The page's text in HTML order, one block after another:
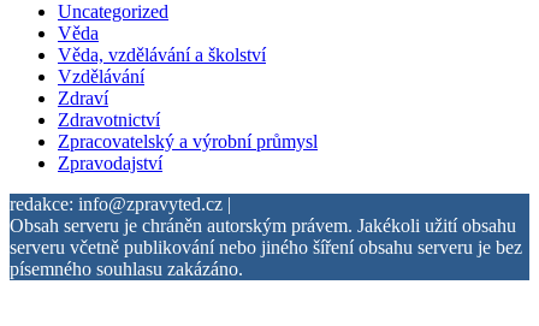
Uncategorized
Věda
Věda, vzdělávání a školství
Vzdělávání
Zdraví
Zdravotnictví
Zpracovatelský a výrobní průmysl
Zpravodajství
redakce: info@zpravyted.cz |
Obsah serveru je chráněn autorským právem. Jakékoli užití obsahu
serveru včetně publikování nebo jiného šíření obsahu serveru je bez
písemného souhlasu zakázáno.